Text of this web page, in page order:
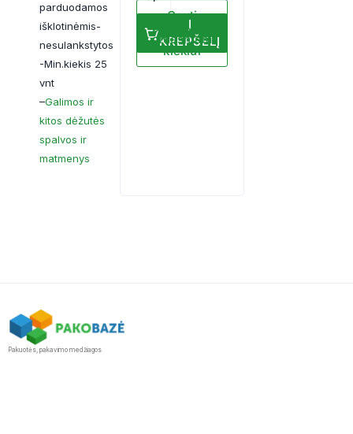
parduodamos
išklotinėmis-
nesulankstytos
-Min.kiekis 25
vnt
–Galimos ir
kitos dėžutės
spalvos ir
matmenys
Į
KREPŠELĮ
Gauti
pasiūlymą
didesniam
kiekiui
Pakuotės, pakavimo medžiagos